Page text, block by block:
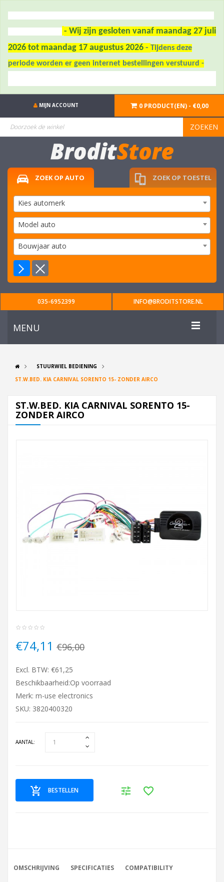
- Wij zijn gesloten vanaf maandag 27 juli
2026 tot maandag 17 augustus 2026 - Tijdens deze
periode worden er geen internet bestellingen verstuurd -
ZOEKEN
MIJN ACCOUNT 0 PRODUCT(EN) - €0,00
ZOEK OP AUTO
Kies automerk
Model auto
Bouwjaar auto
ZOEK OP TOESTEL
035-6952399 INFO@BRODITSTORE.NL
MENU
STUURWIEL BEDIENING
ST.W.BED. KIA CARNIVAL SORENTO 15- ZONDER AIRCO
ST.W.BED. KIA CARNIVAL SORENTO 15-
ZONDER AIRCO
€74,11 €96,00
Excl. BTW: €61,25
Beschikbaarheid:Op voorraad
Merk: m-use electronics
SKU: 3820400320
AANTAL:
BESTELLEN
OMSCHRIJVING SPECIFICATIES COMPATIBILITY